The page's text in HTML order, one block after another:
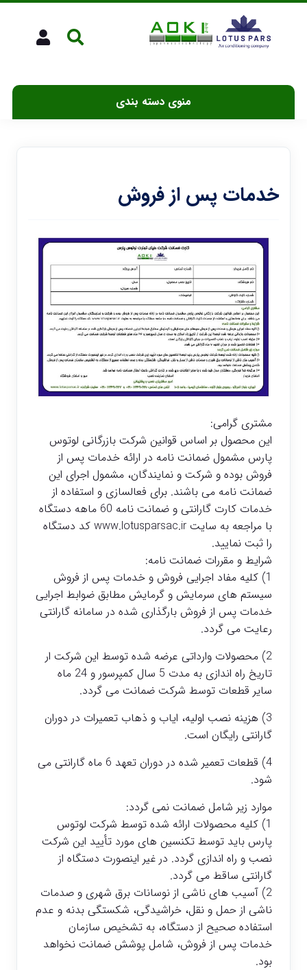
منوی دسته بندی
خدمات پس از فروش
مشتری گرامی:
این محصول بر اساس قوانین شرکت بازرگانی لوتوس
پارس مشمول ضمانت نامه در ارائه خدمات پس از
فروش بوده و شرکت و نمایندگان، مشمول اجرای این
ضمانت نامه می باشند. برای فعالسازی و استفاده از
خدمات کارت گارانتی و ضمانت نامه 60 ماهه دستگاه
با مراجعه به سایت www.lotusparsac.ir کد دستگاه
را ثبت نمایید.
شرایط و مقررات ضمانت نامه:
1) کلیه مفاد اجرایی فروش و خدمات پس از فروش
سیستم های سرمایش و گرمایش مطابق ضوابط اجرایی
خدمات پس از فروش بارگذاری شده در سامانه گارانتی
رعایت می گردد.
2) محصولات وارداتی عرضه شده توسط این شرکت ار
تاریخ راه اندازی به مدت 5 سال کمپرسور و 24 ماه
سایر قطعات توسط شرکت ضمانت می گردد.
3) هزینه نصب اولیه، ایاب و ذهاب تعمیرات در دوران
گارانتی رایگان است.
4) قطعات تعمیر شده در دوران تعهد 6 ماه گارانتی می
شود.
موارد زیر شامل ضمانت نمی گردد:
1) کلیه محصولات ارائه شده توسط شرکت لوتوس
پارس باید توسط تکنسین های مورد تأیید این شرکت
نصب و راه اندازی گردد. در غیر اینصورت دستگاه از
گارانتی ساقط می گردد.
2) آسیب های ناشی از نوسانات برق شهری و صدمات
ناشی از حمل و نقل، خراشیدگی، شکستگی بدنه و عدم
استفاده صحیح از دستگاه، به تشخیص سازمان
خدمات پس از فروش، شامل پوشش ضمانت نخواهد
بود.